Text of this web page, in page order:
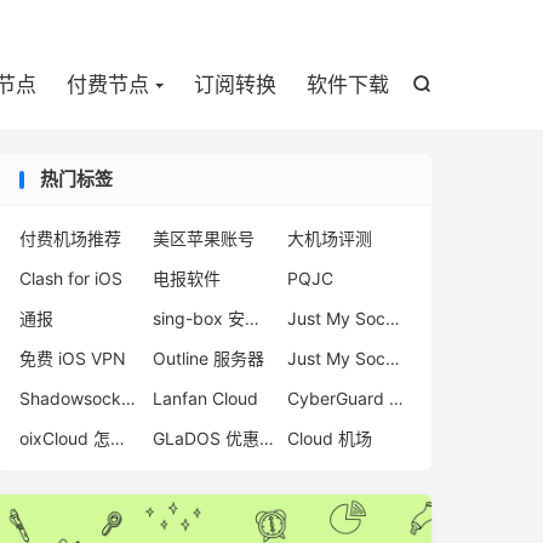

点 付费节点 订阅转换 软件下载
热门标签
付费机场推荐 美区苹果账号
大机场评测
Clash for iOS
电报软件
PQJC
通报
sing-box 安卓下载
Just My Socks 类似
免费 iOS VPN
Outline 服务器
Just My Socks 连不上解决方案
Shadowsocks 节点
Lanfan Cloud
CyberGuard 机场评测
oixCloud 怎么样
GLaDOS 优惠码 Cloud 机场